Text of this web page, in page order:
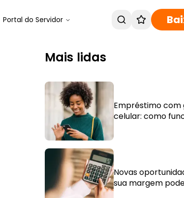
Portal do Servidor
Mais lidas
Empréstimo com
celular: como
Novas
sua margem